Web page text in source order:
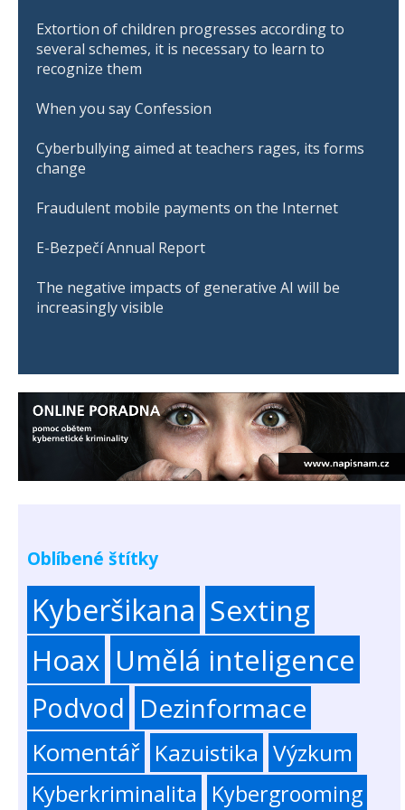
Extortion of children progresses according to
several schemes, it is necessary to learn to
recognize them
When you say Confession
Cyberbullying aimed at teachers rages, its forms
change
Fraudulent mobile payments on the Internet
E-Bezpečí Annual Report
The negative impacts of generative AI will be
increasingly visible
Oblíbené štítky
Kyberšikana Sexting
Hoax Umělá inteligence
Podvod Dezinformace
Komentář Kazuistika Výzkum
Kyberkriminalita Kybergrooming